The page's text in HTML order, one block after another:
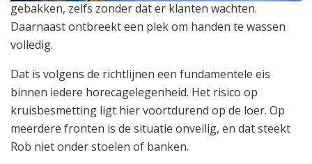
V
d
e
o
gebakken, zelfs zonder dat er klanten wachten.
Daarnaast ontbreekt een plek om handen te wassen
volledig.
Dat is volgens de richtlijnen een fundamentele eis
binnen iedere horecagelegenheid. Het risico op
kruisbesmetting ligt hier voortdurend op de loer. Op
meerdere fronten is de situatie onveilig, en dat steekt
Rob niet onder stoelen of banken.